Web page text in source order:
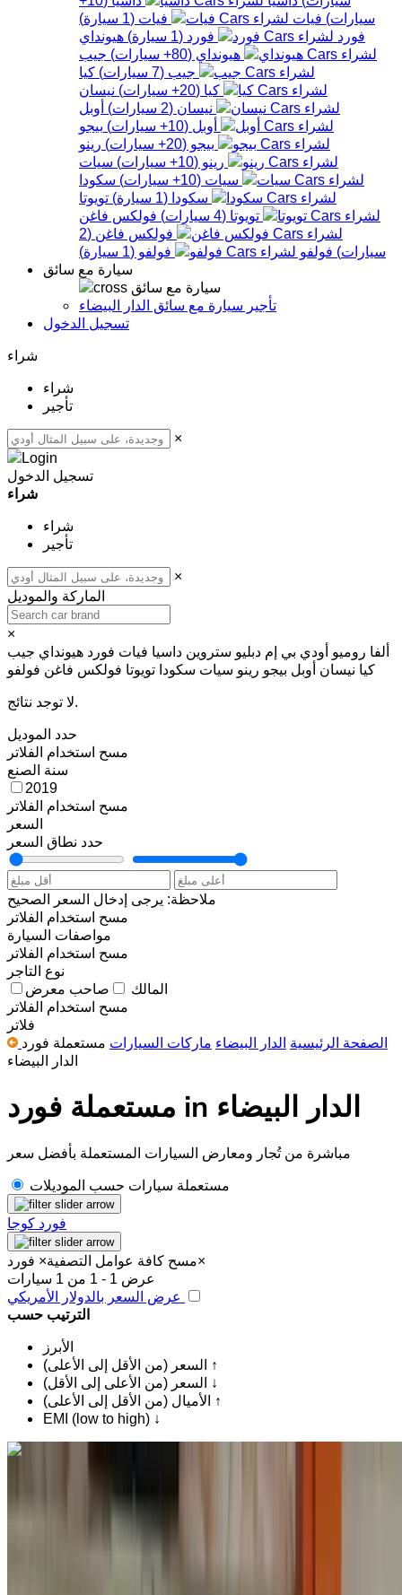
سيارات) فيات فيات (
1 سيارة)
فورد
فورد (
1 سيارة) هيونداي
هيونداي (
80+ سيارات) جيب
جيب (
7 سيارات) كيا
كيا (
20+ سيارات) نيسان
نيسان (
2 سيارات) أوبل
أوبل (
10+ سيارات) بيجو
بيجو (
20+ سيارات) رينو
رينو (
10+ سيارات) سيات
سيات (
10+ سيارات) سكودا
سكودا (
1 سيارة) تويوتا
تويوتا (
4 سيارات) فولكس فاغن
فولكس فاغن (
2
سيارات) فولفو فولفو (
1 سيارة)
سيارة مع سائق
سيارة مع سائق
تأجير سيارة مع سائق الدار البيضاء
تسجيل الدخول
شراء
شراء
تأجير
×
تسجيل الدخول
شراء
شراء
تأجير
×
الماركة والموديل
×
ألفا روميو أودي بي إم دبليو ستروين داسيا فيات فورد هيونداي جيب
كيا نيسان أوبل بيجو رينو سيات سكودا تويوتا فولكس فاغن فولفو
لا توجد نتائج.
حدد الموديل
مسح استخدام الفلاتر
سنة الصنع
2019
مسح استخدام الفلاتر
السعر
حدد نطاق السعر
ملاحظة: يرجى إدخال السعر الصحيح
مسح استخدام الفلاتر
مواصفات السيارة
مسح استخدام الفلاتر
نوع التاجر
المالك
صاحب معرض
مسح استخدام الفلاتر
فلاتر
الصفحة الرئيسية الدار البيضاء ماركات السيارات مستعملة فورد
الدار البيضاء
مستعملة فورد in الدار البيضاء
مباشرة من تُجار ومعارض السيارات المستعملة بأفضل سعر
مستعملة سيارات حسب الموديلات
فورد كوجا
مسح كافة عوامل التصفية× فورد
×
عرض 1 - 1 من 1 سيارات
الترتيب حسب
الأبرز
السعر (من الأقل إلى الأعلى) ↑
السعر (من الأعلى إلى الأقل) ↓
الأميال (من الأقل إلى الأعلى) ↑
EMI (low to high) ↓
للبيع في الدار البيضاء: أسود سيدان, ديزل سيارة, أخرى المواصفات,